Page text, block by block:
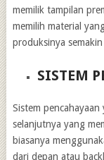
memilik tampilan
memilih material
produksinya
SISTEM
Sistem
selanjutnya yang
biasanya
dari depan atau